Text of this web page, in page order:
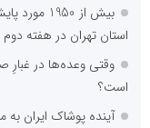
بیش از
استان تهران در هفته دوم
وقتی وعده‌ها در غبارِ
است؟
آینده پوشاک ایران به